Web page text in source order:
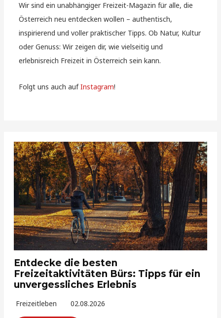
Wir sind ein unabhängiger Freizeit-Magazin für alle, die
Österreich neu entdecken wollen – authentisch,
inspirierend und voller praktischer Tipps. Ob Natur, Kultur
oder Genuss: Wir zeigen dir, wie vielseitig und
erlebnisreich Freizeit in Österreich sein kann.
Folgt uns auch aufInstagram!
Entdecke die besten
Freizeitaktivitäten Bürs: Tipps für ein
unvergessliches Erlebnis
Freizeitleben 02.08.2026